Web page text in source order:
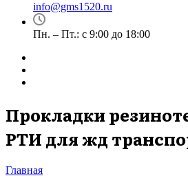
info@gms1520.ru
Пн. – Пт.: с 9:00 до 18:00
Прокладки
РТИ для жд
Главная